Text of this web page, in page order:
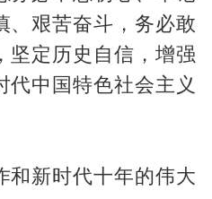
、艰苦奋斗，务必敢
坚定历史自信，增强
代中国特色社会主义
和新时代十年的伟大